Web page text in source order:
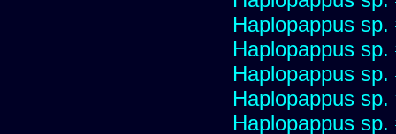
Haplopappus sp.
Haplopappus sp.
Haplopappus sp.
Haplopappus sp.
Haplopappus sp.